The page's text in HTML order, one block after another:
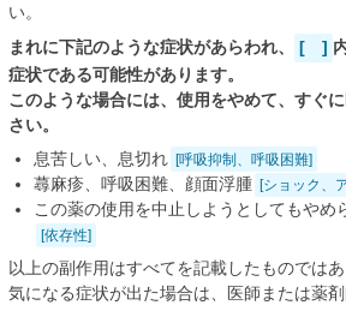
い。
まれに下記のような症状があらわれ、
[ ]
症状である可能性があります。
このような場合には、使用をやめて、すぐ
さい。
息苦しい、息切れ [呼吸抑制、呼吸困難]
蕁麻疹、呼吸困難、顔面浮腫 [ショック、
この薬の使用を中止しようとしてもやめ
[依存性]
以上の副作用はすべてを記載したものでは
気になる症状が出た場合は、医師または薬剤